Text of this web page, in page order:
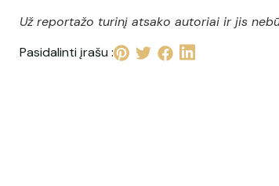
Už reportažo turinį atsako autoriai ir jis
Pasidalinti įrašu :